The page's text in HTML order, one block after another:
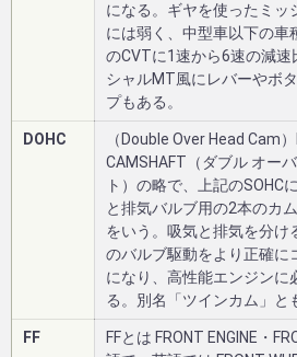
になる。ギヤを使ったミッ
には弱く、中型車以下の車
のCVTに1速から6速の減
シャルMT風にレバーやボ
プもある。
DOHC
（Double Over Head Cam
CAMSHAFT（ダブル オー
ト）の略で、上記のSOHC
と排気バルブ用の2本のカ
をいう。吸気と排気を分け
のバルブ駆動をより正確に
になり、高性能エンジンに
る。別名「ツインカム」と
FF
FFとは FRONT ENGINE・